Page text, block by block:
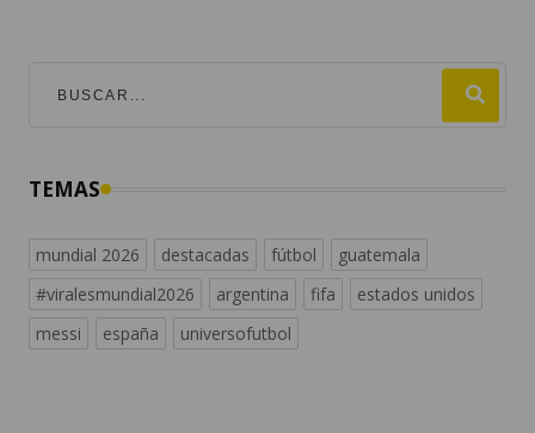
TEMAS
mundial 2026 destacadas fútbol
guatemala
#viralesmundial2026
argentina fifa
estados unidos
messi
españa universofutbol